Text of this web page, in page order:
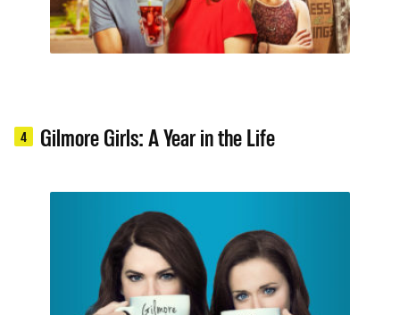
4 Gilmore Girls: A Year in the Life